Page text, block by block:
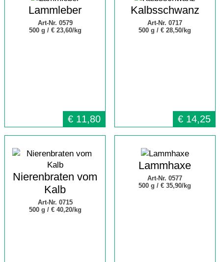
Lammleber
Art-Nr. 0579
500 g / € 23,60/kg
€ 11,80
Kalbsschwanz
Art-Nr. 0717
500 g /€ 28,50/kg
€ 14,25
Nierenbraten vom
Kalb
Art-Nr. 0715
500 g / € 40,20/kg
Lammhaxe
Art-Nr. 0577
500 g /€ 35,90/kg